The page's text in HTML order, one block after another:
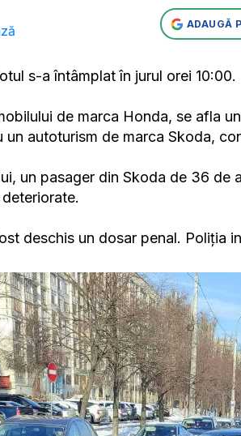
ADAUGĂ
s-a întâmplat în jurul orei 10:00.
de marca Honda, se afla
autoturism de marca Skoda,
un pasager din Skoda de 36 de
deschis un dosar penal. Poliția